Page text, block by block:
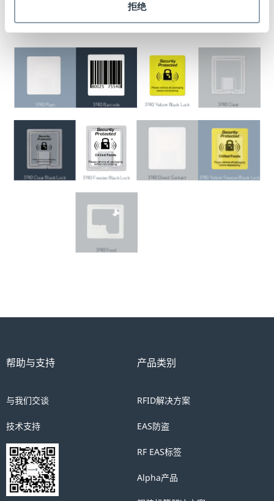
拒绝
欢迎查看保点的防盗标签产品
产品类别
RFID解决方案
EAS防盗
RF EAS标签
Alpha产品
帮助与支持
与我们交谈
技术支持